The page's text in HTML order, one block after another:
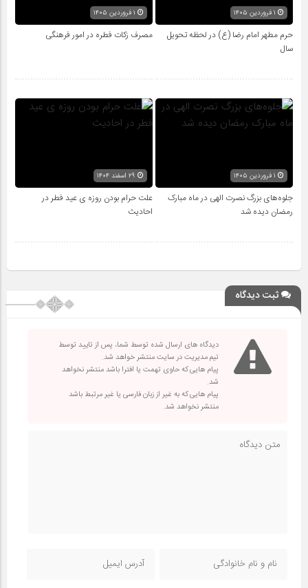
حرم مطهر امام رضا (ع) در لحظه تحویل
سال
مصرف زکات فطره در امور فرهنگی
جلوه‌های بزرگ نصرت الهی در ماه مبارک
رمضان دیده شد
علت حرام بودن روزه ی عید فطر در
احادیث
ثبت دیدگاه
دیدگاه های ارسال شده توسط شما، پس از تایید توسط
تیم مدیریت در سایت منتشر خواهد شد.
پیام هایی که حاوی تهمت یا افترا باشد منتشر نخواهد
شد.
پیام هایی که به غیر از زبان فارسی یا غیر مرتبط باشد
منتشر نخواهد شد.